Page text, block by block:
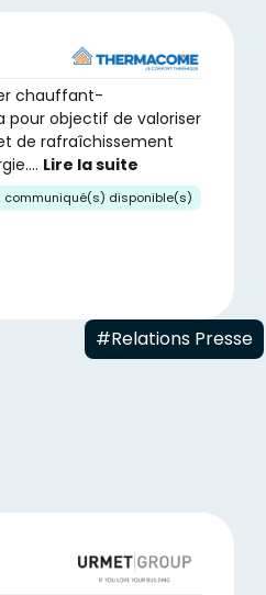
chauffant-
pour objectif de valoriser
de rafraîchissement
Lire la suite
communiqué(s) disponible(s)
#Relations Presse